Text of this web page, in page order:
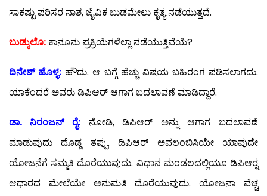
ಸಾಕಷ್ಟು ಪರಿಸರ ನಾಶ, ಜೈವಿಕ ಬುಡಮೇಲು ಕೃತ್ಯ ನಡೆಯುತ್ತದೆ.
ಬುಡ್ಕುಲೊ: ಕಾನೂನು ಪ್ರಕ್ರಿಯೆಗಳೆಲ್ಲಾ ನಡೆಯುತ್ತಿವೆಯೆ?
ದಿನೇಶ್ ಹೊಳ್ಳ: ಹೌದು. ಆ ಬಗ್ಗೆ ಹೆಚ್ಚು ವಿಷಯ ಬಹಿರಂಗ ಪಡಿಸಲಾಗದು.
ಯಾಕೆಂದರೆ ಅವರು ಡಿಪಿಆರ್ ಆಗಾಗ ಬದಲಾವಣೆ ಮಾಡಿದ್ದಾರೆ.
ಡಾ. ನಿರಂಜನ್ ರೈ:
ನೋಡಿ, ಡಿಪಿಆರ್ ಅನ್ನು ಆಗಾಗ ಬದಲಾವಣೆ
ಮಾಡುವುದು ದೊಡ್ಡ ತಪ್ಪು. ಡಿಪಿಆರ್ ಅವಲಂಬಿಸಿಯೇ ಯಾವುದೇ
ಯೋಜನೆಗೆ ಸಮ್ಮತಿ ದೊರೆಯುವುದು. ವಿಧಾನ ಮಂಡಲದಲ್ಲಿಯೂ ಡಿಪಿಆರ್‍ನ
ಆಧಾರದ ಮೇಲೆಯೇ ಅನುಮತಿ ದೊರೆಯುವುದು. ಯೋಜನಾ ವೆಚ್ಚ